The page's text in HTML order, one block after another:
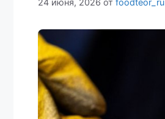
24 июня, 2026 от foodteor_ru